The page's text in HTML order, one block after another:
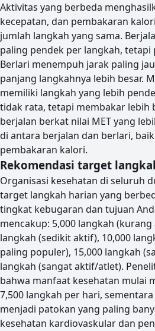
Aktivitas yang berbeda
kecepatan, dan pembakaran
jumlah langkah yang sama.
paling pendek per langkah,
Berlari menempuh jarak paling
panjang langkahnya lebih besar.
memiliki langkah yang lebih
tidak rata, tetapi membakar lebih
berjalan berkat nilai MET yang
di antara berjalan dan berlari,
pembakaran kalori.
Rekomendasi target
Organisasi kesehatan di seluruh
target langkah harian yang
tingkat kebugaran dan tujuan
mencakup: 5,000 langkah
langkah (sedikit aktif), 10,000
paling populer), 15,000 langkah
langkah (sangat aktif/atlet).
bahwa manfaat kesehatan mulai
7,500 langkah per hari,
menjadi patokan yang paling
kesehatan kardiovaskular dan